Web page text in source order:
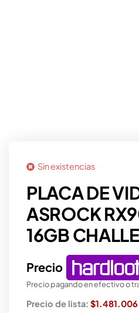
Sin existencias
PLACA DE
ASROCK
16GB
Precio
Precio pagando en efectivo o
Precio de lista: $1.481.006